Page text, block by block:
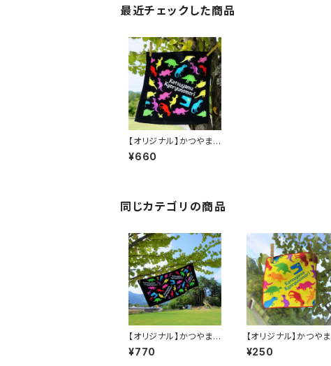
最近チェックした商品
【オリジナル】かつやま
恐竜の森ハンドタオル
¥660
同じカテゴリの商品
【オリジナル】かつやま
恐竜の森タオル
¥770
【オリジナル】かつやま
恐竜の森ミニタオル
¥250